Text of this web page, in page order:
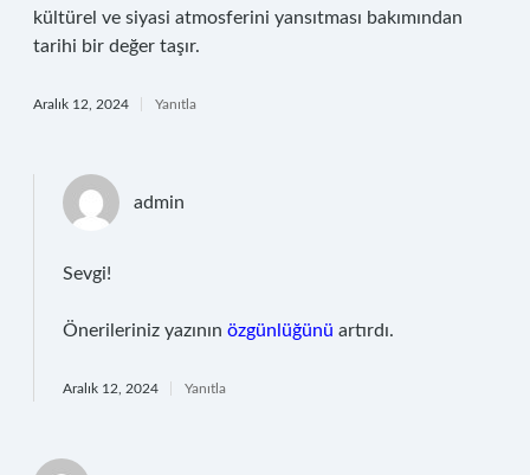
kültürel ve siyasi atmosferini yansıtması bakımından
tarihi bir değer taşır.
Aralık 12, 2024 Yanıtla
admin
Sevgi!
Önerileriniz yazının özgünlüğünü artırdı.
Aralık 12, 2024 Yanıtla